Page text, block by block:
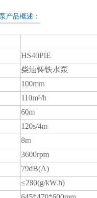
产品概述：
HS40PIE
柴油铸铁水泵
100mm
110m³/h
60m
120s/4m
8m
3600rpm
79dB(A)
≤280(g/kW.h)